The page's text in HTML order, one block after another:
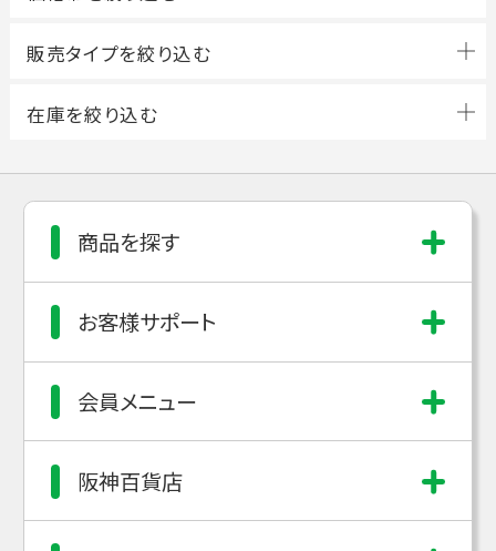
商品を探す
お客様サポート
会員メニュー
阪神百貨店